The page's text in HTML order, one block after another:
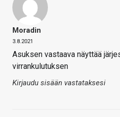
Moradin
3.8.2021
Asuksen vastaava näyttää
virrankulutuksen
Kirjaudu sisään vastataksesi